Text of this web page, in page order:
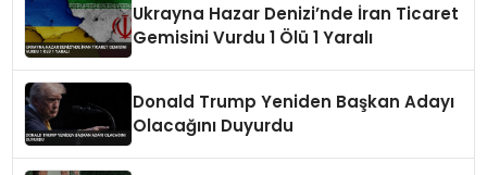
Ukrayna Hazar Denizi’nde İran Ticaret
Gemisini Vurdu 1 Ölü 1 Yaralı
Donald Trump Yeniden Başkan Adayı
Olacağını Duyurdu